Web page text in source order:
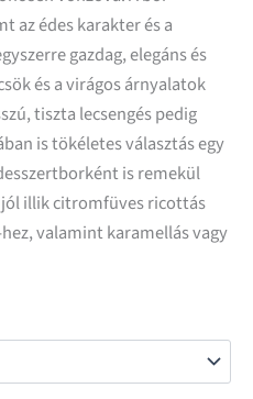
az édes karakter és a
gazdag, elegáns és
és a virágos árnyalatok
tiszta lecsengés pedig
is tökéletes választás egy
is remekül
illik citromfüves ricottás
valamint karamellás vagy